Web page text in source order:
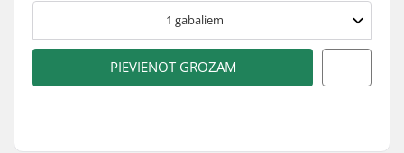
1 gabaliem
PIEVIENOT GROZAM